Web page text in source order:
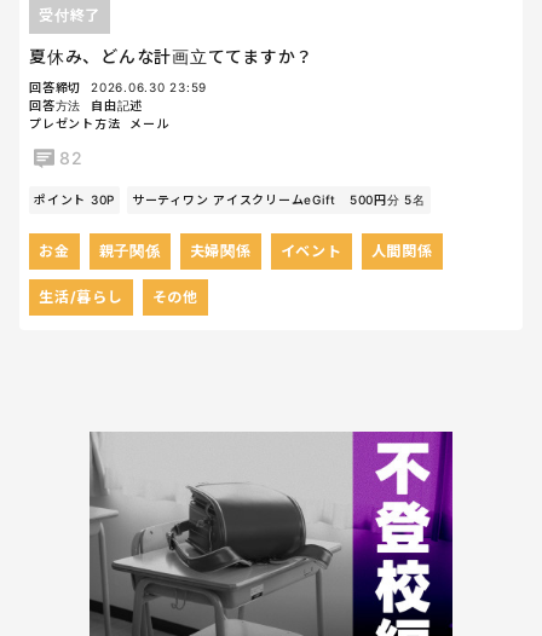
夏休み、どんな計画立ててますか？
受付終了
回答締切
2026.06.30 23:59
回答方法
自由記述
プレゼント方法
メール
82
ポイント 30P サーティワン アイスクリームeGift 500円分 5名
お金 親子関係 夫婦関係 イベント 人間関係
生活/暮らし その他